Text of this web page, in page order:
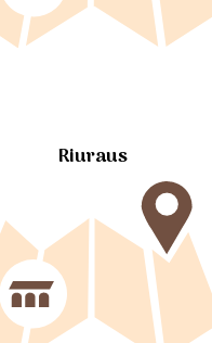
Riuraus